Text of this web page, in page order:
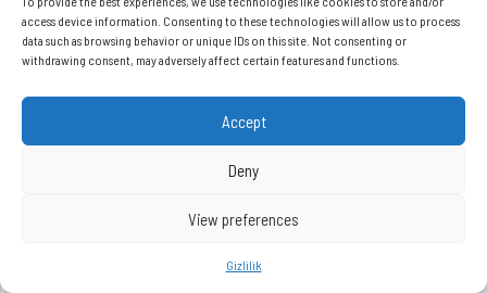
access device information. Consenting to these technologies will allow us to process
data such as browsing behavior or unique IDs on this site. Not consenting or
withdrawing consent, may adversely affect certain features and functions.
Accept
Deny
View preferences
Gizlilik
sitesi
E-posta adresiniz yayınlanmayacak.Gerekli alanlar*ile işaretlenmişlerdir